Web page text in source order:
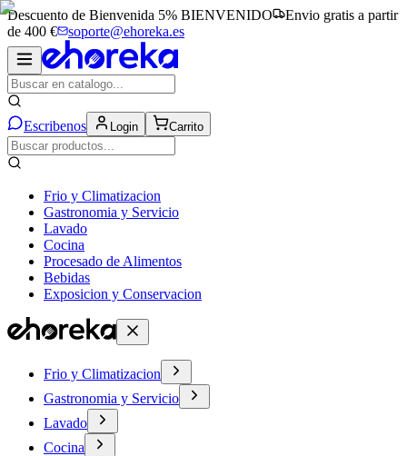
Descuento de Bienvenida 5% BIENVENIDO
Envio gratis a partir
de 400 €
soporte@ehoreka.es
Escribenos Login Carrito
Frio y Climatizacion
Gastronomia y Servicio
Lavado
Cocina
Procesado de Alimentos
Bebidas
Exposicion y Conservacion
Frio y Climatizacion
Gastronomia y Servicio
Lavado
Cocina